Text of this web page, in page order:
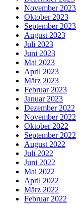
November 2023
Oktober 2023
September 2023
August 2023
Juli 2023
Juni 2023
Mai 2023
April 2023
März 2023
Februar 2023
Januar 2023
Dezember 2022
November 2022
Oktober 2022
September 2022
August 2022
Juli 2022
Juni 2022
Mai 2022
April 2022
März 2022
Februar 2022